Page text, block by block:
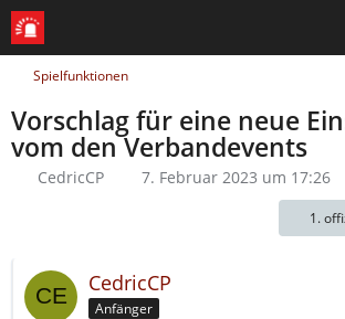
Spielfunktionen
Vorschlag für eine neue
vom den Verbandevents
CedricCP 7. Februar 2023 um 17:26
1.
CedricCP
Anfänger